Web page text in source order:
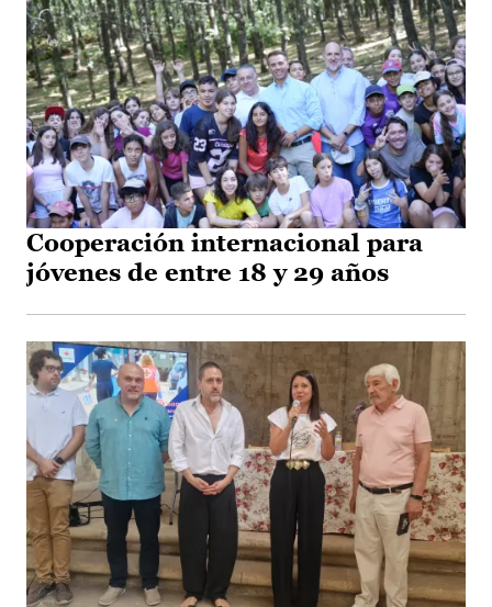
Cooperación internacional para
jóvenes de entre 18 y 29 años